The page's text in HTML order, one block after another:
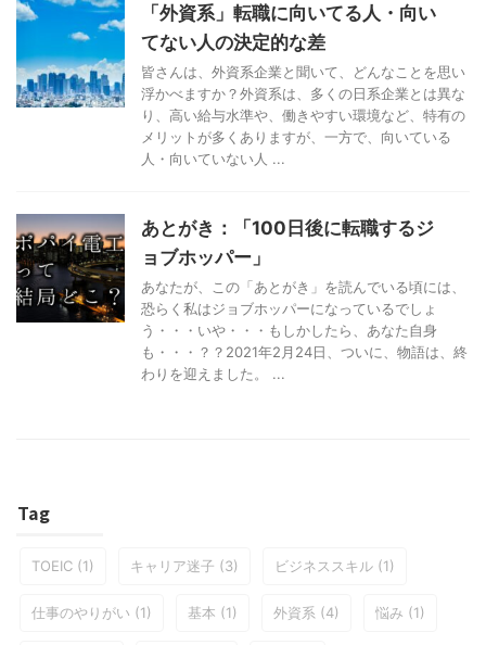
「外資系」転職に向いてる人・向い
てない人の決定的な差
皆さんは、外資系企業と聞いて、どんなことを思い
浮かべますか？外資系は、多くの日系企業とは異な
り、高い給与水準や、働きやすい環境など、特有の
メリットが多くありますが、一方で、向いている
人・向いていない人 ...
あとがき：「100日後に転職するジ
ョブホッパー」
あなたが、この「あとがき」を読んでいる頃には、
恐らく私はジョブホッパーになっているでしょ
う・・・いや・・・もしかしたら、あなた自身
も・・・？？2021年2月24日、ついに、物語は、終
わりを迎えました。 ...
Tag
TOEIC (1) キャリア迷子 (3) ビジネススキル (1)
仕事のやりがい (1) 基本 (1) 外資系 (4) 悩み (1)